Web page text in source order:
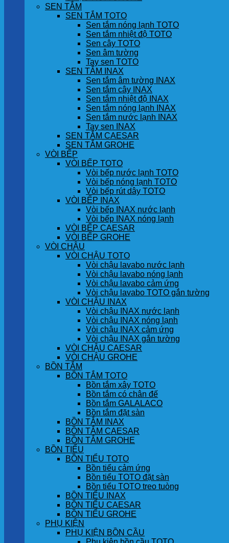
SEN TẮM
SEN TẮM TOTO
Sen tắm nóng lạnh TOTO
Sen tắm nhiệt độ TOTO
Sen cây TOTO
Sen âm tường
Tay sen TOTO
SEN TẮM INAX
Sen tắm âm tường INAX
Sen tắm cây INAX
Sen tắm nhiệt độ INAX
Sen tắm nóng lạnh INAX
Sen tắm nước lạnh INAX
Tay sen INAX
SEN TẮM CAESAR
SEN TẮM GROHE
VÒI BẾP
VÒI BẾP TOTO
Vòi bếp nước lạnh TOTO
Vòi bếp nóng lạnh TOTO
Vòi bếp rút dây TOTO
VÒI BẾP INAX
Vòi bếp INAX nước lạnh
Vòi bếp INAX nóng lạnh
VÒI BẾP CAESAR
VÒI BẾP GROHE
VÒI CHẬU
VÒI CHẬU TOTO
Vòi chậu lavabo nước lạnh
Vòi chậu lavabo nóng lạnh
Vòi chậu lavabo cảm ứng
Vòi chậu lavabo TOTO gắn tường
VÒI CHẬU INAX
Vòi chậu INAX nước lạnh
Vòi chậu INAX nóng lạnh
Vòi chậu INAX cảm ứng
Vòi chậu INAX gắn tường
VÒI CHẬU CAESAR
VÒI CHẬU GROHE
BỒN TẮM
BỒN TẮM TOTO
Bồn tắm xây TOTO
Bồn tắm có chân đế
Bồn tắm GALALACO
Bồn tắm đặt sàn
BỒN TẮM INAX
BỒN TẮM CAESAR
BỒN TẮM GROHE
BỒN TIỂU
BỒN TIỂU TOTO
Bồn tiểu cảm ứng
Bồn tiểu TOTO đặt sàn
Bồn tiểu TOTO treo tuòng
BỒN TIỂU INAX
BỒN TIỂU CAESAR
BỒN TIỂU GROHE
PHỤ KIỆN
PHỤ KIỆN BỒN CẦU